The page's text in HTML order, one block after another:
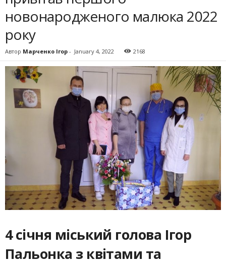
новонародженого малюка 2022
року
Автор Марченко Ігор - January 4, 2022 2168
4 січня міський голова Ігор
Пальонка з квітами та